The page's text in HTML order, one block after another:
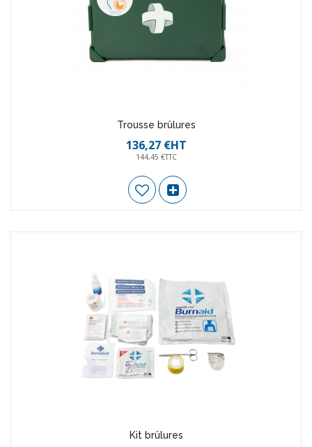
Trousse brûlures
136,27 €HT
144,45 €TTC
Kit brûlures